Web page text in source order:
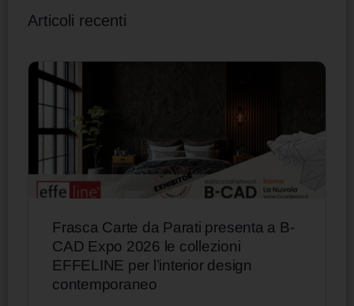
Articoli recenti
Frasca Carte da Parati presenta a B-
CAD Expo 2026 le collezioni
EFFELINE per l’interior design
contemporaneo